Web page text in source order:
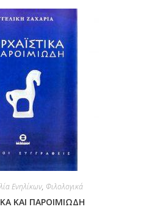
Ενηλίκων, Φιλολογικά
ΚΑΙ ΠΑΡΟΙΜΙΩΔΗ